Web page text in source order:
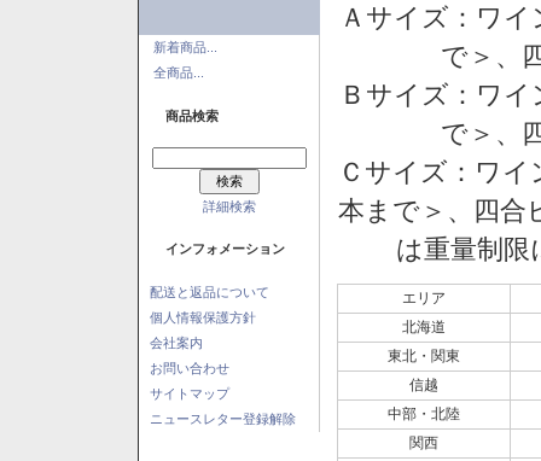
新着商品...
全商品...
商品検索
詳細検索
インフォメーション
配送と返品について
個人情報保護方針
会社案内
お問い合わせ
サイトマップ
ニュースレター登録解除
Ａサイズ：ワ
で＞、
Ｂサイズ：ワ
で＞、
Ｃサイズ：ワイ
本まで＞、四
は重量制
エリア
北海道
東北・関東
信越
中部・北陸
関西